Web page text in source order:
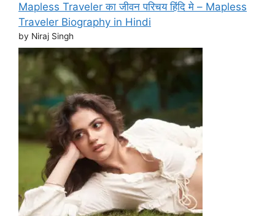
Mapless Traveler का जीवन परिचय हिंदि मे – Mapless
Traveler Biography in Hindi
by Niraj Singh